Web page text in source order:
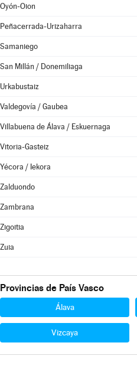
Oyón-Oion
Peñacerrada-Urizaharra
Samaniego
San Millán / Donemiliaga
Urkabustaiz
Valdegovía / Gaubea
Villabuena de Álava / Eskuernaga
Vitoria-Gasteiz
Yécora / Iekora
Zalduondo
Zambrana
Zigoitia
Zuia
Provincias de País Vasco
Álava
Vizcaya